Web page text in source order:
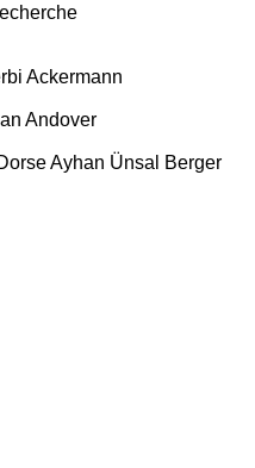
Ackermann
Andover
Ayhan Ünsal
Berger